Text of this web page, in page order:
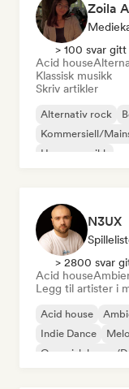
Zoila
> 100 svar gitt
Acid house
Klassisk musikk
Skriv artikler
Alternativ rock
Kommersiell/
House-musikk
N3UX
> 2800 svar
Acid house
Legg til artister i
Acid house
Indie Dance
Organisk house/